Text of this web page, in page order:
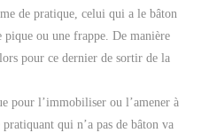
de pratique, celui qui a le bâton
pique ou une frappe. De manière
pour ce dernier de sortir de la
pour l’immobiliser ou l’amener à
qui n’a pas de bâton va